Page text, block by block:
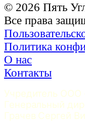
© 2026 Пять
Все права
Политика
О нас
Контакты
Учредитель ООО
Генеральный
Грачев Сергей